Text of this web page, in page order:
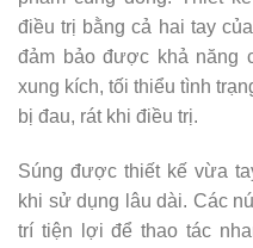
điều trị bằng cả hai tay
đảm bảo được khả năng
xung kích, tối thiểu tình
bị đau, rát khi điều trị.
Súng được thiết kế vừa
khi sử dụng lâu dài. Các
trí tiện lợi để thao tác